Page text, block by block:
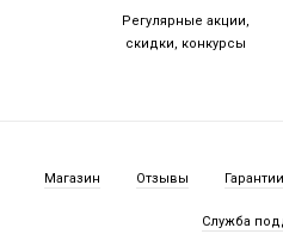
Регулярные акции,
скидки, конкурсы
Магазин Отзывы Гарантии
Служба